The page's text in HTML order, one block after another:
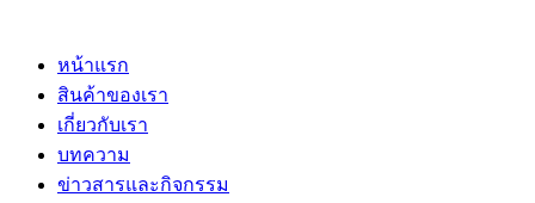
contentหน้าแรก
สินค้าของเรา
เกี่ยวกับเรา
บทความ
ข่าวสารและกิจกรรม